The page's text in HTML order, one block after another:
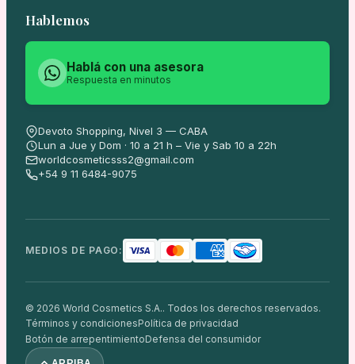
Hablemos
Hablá con una asesora
Respuesta en minutos
Devoto Shopping, Nivel 3 — CABA
Lun a Jue y Dom · 10 a 21 h – Vie y Sab 10 a 22h
worldcosmeticsss2@gmail.com
+54 9 11 6484-9075
MEDIOS DE PAGO:
© 2026 World Cosmetics S.A.. Todos los derechos reservados.
Términos y condicionesPolítica de privacidad
Botón de arrepentimientoDefensa del consumidor